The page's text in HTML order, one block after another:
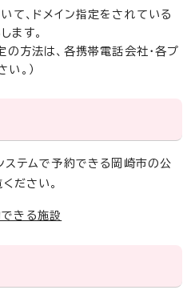
て、ドメイン指定をされている
ます。
の方法は、各携帯電話会社・各プ
。）
テムで予約できる岡崎市の公
ださい。
きる施設